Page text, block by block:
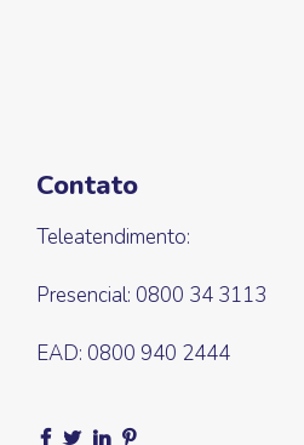
Contato
Teleatendimento:
Presencial: 0800 34 3113
EAD: 0800 940 2444